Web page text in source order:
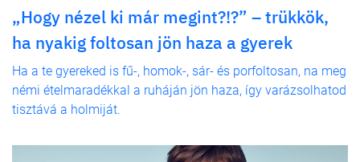
„Hogy nézel ki már megint?!?” – trükkök,
ha nyakig foltosan jön haza a gyerek
Ha a te gyereked is fű-, homok-, sár- és porfoltosan, na meg
némi ételmaradékkal a ruháján jön haza, így varázsolhatod
tisztává a holmiját.